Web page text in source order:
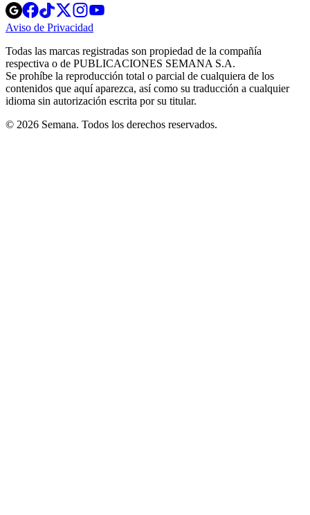
Opens
in
new
Opens
in
new
Opens
in
new
window
Opens
new
windowwindow
Aviso de Privacidad
new
window
Todas las marcas registradas son propiedad de la compañía
respectiva o de PUBLICACIONES SEMANA S.A.
Se prohíbe la reproducción total o parcial de cualquiera de los
contenidos que aquí aparezca, así como su traducción a cualquier
idioma sin autorización escrita por su titular.
© 2026 Semana. Todos los derechos reservados.